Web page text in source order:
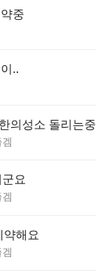
중
..
의성소 돌리는중
요
약해요